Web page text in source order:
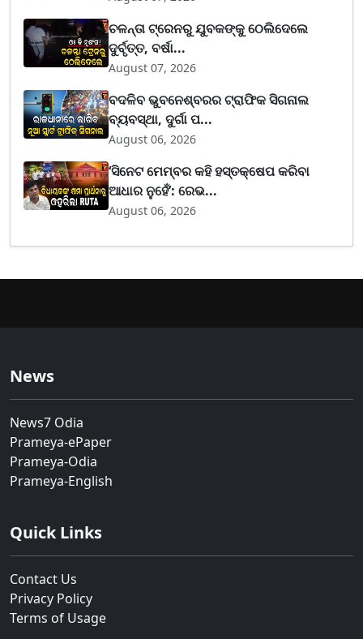
ଚଳନ୍ତା ଟ୍ରେନରୁ ଯୁବକଙ୍କୁ ଠେଲିଦେଲେ
ଦୁର୍ବୃତ୍ତ, ବର୍ଷା...
August 07, 2026
ବଦଳିବ ଭୁବନେଶ୍ବରର ଟ୍ରାଫିକ ସିଗନାଲ
ବ୍ୟବସ୍ଥା, ଦୁର୍ଗା ପ...
August 06, 2026
‘ସିନେଟ ମେମ୍ବର କହି ହସ୍ତକ୍ଷେପ କରିବା
ଆଧାର ନୁହେଁ’: ରେଭ...
August 06, 2026
News
News7 Odia
Prameya-ePaper
Prameya-Odia
Prameya-English
Quick Links
Contact Us
Privacy Policy
Terms of Usage